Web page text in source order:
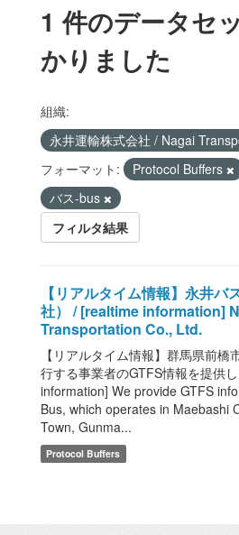
1 件のデータセ
かりました
組織:
永井運輸株式会社 / Nagai
フォーマット:
Protocol Buffers
バス-bus
フィルタ結果
【リアルタイム情報】永井バ
社） / [realtime information]
Transportation Co., Ltd.
【リアルタイム情報】群馬県前橋
行する事業者のGTFS情報を提供
information] We provide GTFS
Bus, which operates in Maebashi
Town, Gunma...
Protocol Buffers